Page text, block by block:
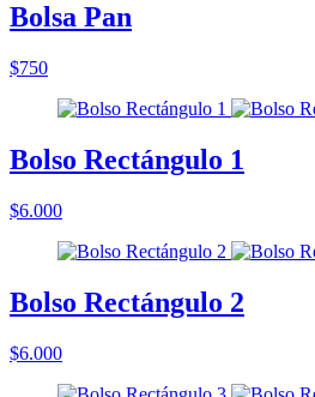
Bolsa Pan
$750
Bolso Rectángulo 1
$6.000
Bolso Rectángulo 2
$6.000